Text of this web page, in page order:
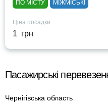
ПО МІСТУ МІЖМІСЬКІ
Ціна посадки
1 грн
Пасажирські
Чернігівська область